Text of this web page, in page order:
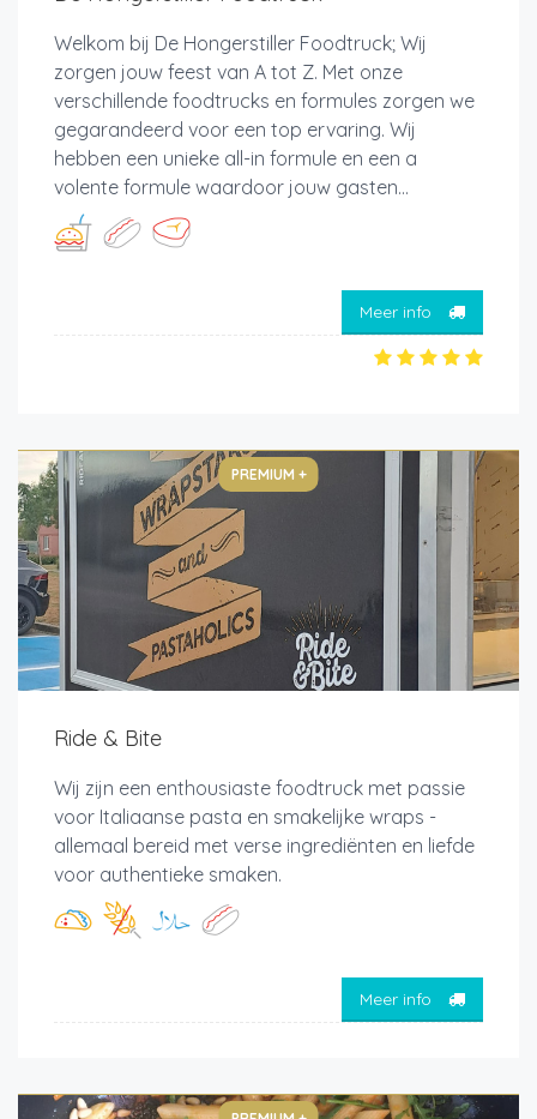
Welkom bij De Hongerstiller Foodtruck; Wij
zorgen jouw feest van A tot Z. Met onze
verschillende foodtrucks en formules zorgen we
gegarandeerd voor een top ervaring. Wij
hebben een unieke all-in formule en een a
volente formule waardoor jouw gasten...
Meer info
PREMIUM +
Ride & Bite
Wij zijn een enthousiaste foodtruck met passie
voor Italiaanse pasta en smakelijke wraps -
allemaal bereid met verse ingrediënten en liefde
voor authentieke smaken.
Meer info